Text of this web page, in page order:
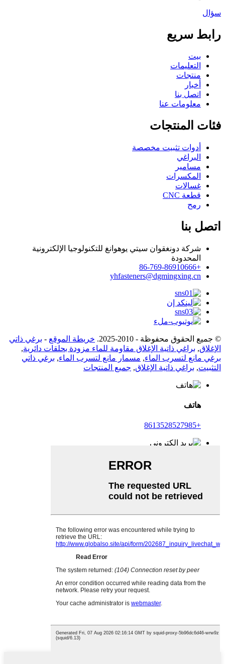
سؤال
رابط سريع
بيت
التعليمات
منتجات
أخبار
اتصل بنا
معلومات عنا
فئات المنتجات
أدوات تثبيت مخصصة
البراغي
مسامير
المكسرات
غسالات
قطعة CNC
رمح
اتصل بنا
شركة دونغقوان سيتي يوهوانغ للتكنولوجيا الإلكترونية
المحدودة
+86-769-86910666
yhfasteners@dgmingxing.cn
© جميع الحقوق محفوظة - 2010-2025. خريطة الموقع - برغي ذاتي
الإغلاق, براغي ذاتية الإغلاق مقاومة للماء مزودة بحلقات دائرية,
برغي مانع لتسرب الماء, مسمار مانع لتسرب الماء, برغي ذاتي
التثبيت, براغي ذاتية الإغلاق, جميع المنتجات
هاتف
+8613528527985
yhfasteners@dgmingxing.cn
8615820924044
وي تشات
قمة